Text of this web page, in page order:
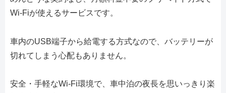
Wi-Fiが使えるサービスです。
車内のUSB端子から給電する方式なので、バッテリーが
切れてしまう心配もありません。
安全・手軽なWi-Fi環境で、車中泊の夜長を思いっきり楽